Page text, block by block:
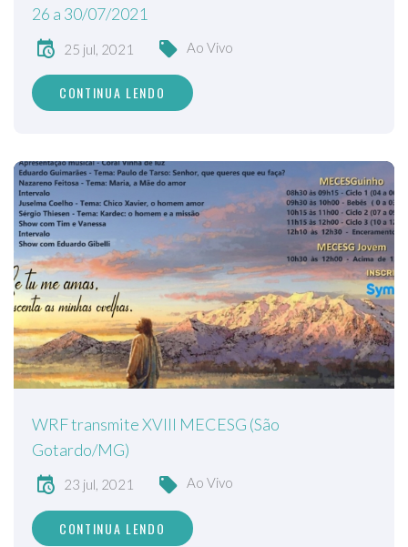
26 a 30/07/2021
25 jul, 2021 Ao Vivo
CONTINUA LENDO
WRF transmite XVIII MECESG (São
Gotardo/MG)
23 jul, 2021 Ao Vivo
CONTINUA LENDO